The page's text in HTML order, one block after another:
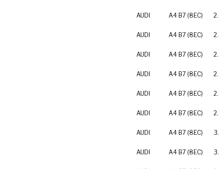
AUDI A4 B7 (8EC)
AUDI A4 B7 (8EC)
AUDI A4 B7 (8EC)
AUDI A4 B7 (8EC)
AUDI A4 B7 (8EC)
AUDI A4 B7 (8EC)
AUDI A4 B7 (8EC)
AUDI A4 B7 (8EC)